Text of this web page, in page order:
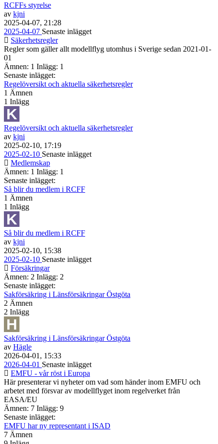
RCFFs styrelse
av kjni
2025-04-07, 21:28
2025-04-07 Senaste inlägget
Säkerhetsregler
Regler som gäller allt modellflyg utomhus i Sverige sedan 2021-01-
01
Ämnen: 1 Inlägg: 1
Senaste inlägget:
Regelöversikt och aktuella säkerhetsregler
1 Ämnen
1 Inlägg
Regelöversikt och aktuella säkerhetsregler
av kjni
2025-02-10, 17:19
2025-02-10 Senaste inlägget
Medlemskap
Ämnen: 1 Inlägg: 1
Senaste inlägget:
Så blir du medlem i RCFF
1 Ämnen
1 Inlägg
Så blir du medlem i RCFF
av kjni
2025-02-10, 15:38
2025-02-10 Senaste inlägget
Försäkringar
Ämnen: 2 Inlägg: 2
Senaste inlägget:
Sakförsäkring i Länsförsäkringar Östgöta
2 Ämnen
2 Inlägg
Sakförsäkring i Länsförsäkringar Östgöta
av Hägle
2026-04-01, 15:33
2026-04-01 Senaste inlägget
EMFU - vår röst i Europa
Här presenterar vi nyheter om vad som händer inom EMFU och
arbetet med försvar av modellflyget inom regelverket från
EASA/EU
Ämnen: 7 Inlägg: 9
Senaste inlägget:
EMFU har ny representant i ISAD
7 Ämnen